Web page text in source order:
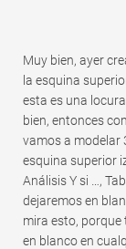
Muy bien, ayer
la esquina
esta es una
bien, entonces
vamos a modelar
esquina superior
Análisis Y si …,
dejaremos en
mira esto, porque
en blanco en